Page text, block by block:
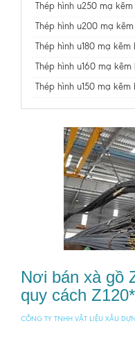
Thép hình u250 mạ
Thép hình u200 mạ
Thép hình u180 mạ kẽm
Thép hình u160 mạ kẽm
Thép hình u150 mạ kẽm
Nơi bán xà gồ
quy cách
CÔNG TY TNHH VẬT LIỆU XÂU